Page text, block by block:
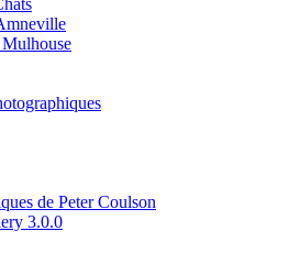
de Peter Coulson
3.0.0